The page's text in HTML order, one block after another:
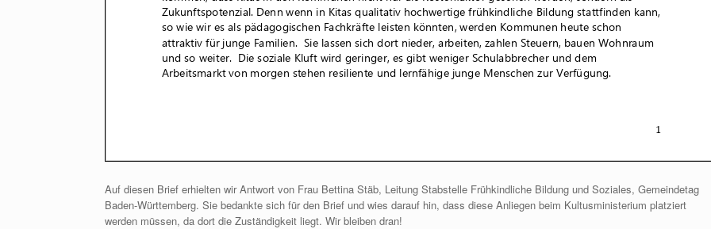
Auf diesen Brief erhielten wir Antwort von Frau Bettina Stäb, Leitung Stabstelle Frühkindliche Bildung und Soziales, Gemeindetag
Baden-Württemberg. Sie bedankte sich für den Brief und wies darauf hin, dass diese Anliegen beim Kultusministerium platziert
werden müssen, da dort die Zuständigkeit liegt. Wir bleiben dran!